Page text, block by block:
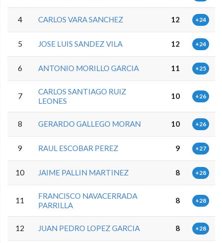
4 CARLOS VARA SANCHEZ 12 +24
5 JOSE LUIS SANDEZ VILA 12 +24
6 ANTONIO MORILLO GARCIA 11 +25
7
CARLOS SANTIAGO RUIZ
LEONES
10 +26
8 GERARDO GALLEGO MORAN 10 +26
9 RAUL ESCOBAR PEREZ 9 +27
10 JAIME PALLIN MARTINEZ 8 +28
11
FRANCISCO NAVACERRADA
PARRILLA
8 +28
12 JUAN PEDRO LOPEZ GARCIA 8 +28